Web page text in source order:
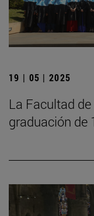
19 | 05 | 2025
La Facultad
graduación de